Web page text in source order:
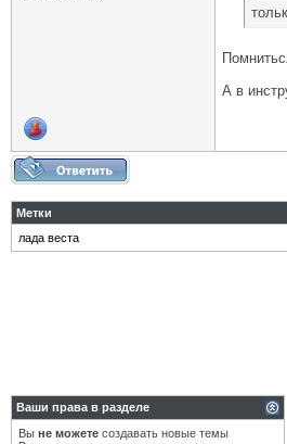
А в
Метки
лада веста
Ваши права в разделе
Вы не можете создавать новые темы